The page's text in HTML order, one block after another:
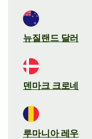
뉴질랜드 달러
덴마크 크로네
루마니아 레우